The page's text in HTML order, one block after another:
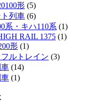
形 (5)
列車 (6)
系・キハ110系 (1)
RAIL 1375 (1)
形 (1)
ルトレイン (3)
(14)
(1)